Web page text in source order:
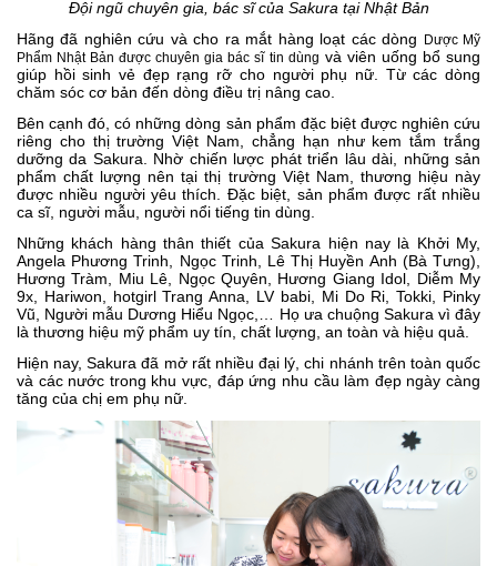
Đội ngũ chuyên gia, bác sĩ của Sakura tại Nhật Bản
Hãng đã nghiên cứu và cho ra mắt hàng loạt các dòng Dược Mỹ
Phẩm Nhật Bản được chuyên gia bác sĩ tin dùng và viên uống bổ sung
giúp hồi sinh vẻ đẹp rạng rỡ cho người phụ nữ. Từ các dòng
chăm sóc cơ bản đến dòng điều trị nâng cao.
Bên cạnh đó, có những dòng sản phẩm đặc biệt được nghiên cứu
riêng cho thị trường Việt Nam, chẳng hạn như kem tắm trắng
dưỡng da Sakura. Nhờ chiến lược phát triển lâu dài, những sản
phẩm chất lượng nên tại thị trường Việt Nam, thương hiệu này
được nhiều người yêu thích. Đặc biệt, sản phẩm được rất nhiều
ca sĩ, người mẫu, người nổi tiếng tin dùng.
Những khách hàng thân thiết của Sakura hiện nay là Khởi My,
Angela Phương Trinh, Ngọc Trinh, Lê Thị Huyền Anh (Bà Tưng),
Hương Tràm, Miu Lê, Ngọc Quyên, Hương Giang Idol, Diễm My
9x, Hariwon, hotgirl Trang Anna, LV babi, Mi Do Ri, Tokki, Pinky
Vũ, Người mẫu Dương Hiểu Ngọc,… Họ ưa chuộng Sakura vì đây
là thương hiệu mỹ phẩm uy tín, chất lượng, an toàn và hiệu quả.
Hiện nay, Sakura đã mở rất nhiều đại lý, chi nhánh trên toàn quốc
và các nước trong khu vực, đáp ứng nhu cầu làm đẹp ngày càng
tăng của chị em phụ nữ.